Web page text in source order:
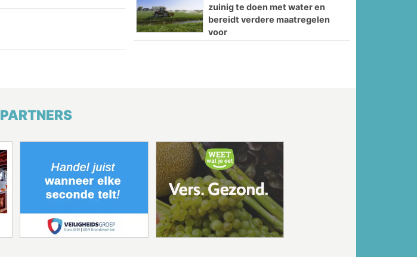
zuinig te doen met water en
bereidt verdere maatregelen
voor
PARTNERS